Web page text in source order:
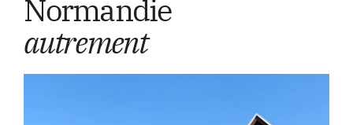
Normandie
autrement